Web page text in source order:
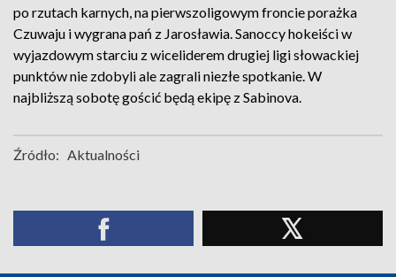
po rzutach karnych, na pierwszoligowym froncie porażka
Czuwaju i wygrana pań z Jarosławia. Sanoccy hokeiści w
wyjazdowym starciu z wiceliderem drugiej ligi słowackiej
punktów nie zdobyli ale zagrali niezłe spotkanie. W
najbliższą sobotę gościć będą ekipę z Sabinova.
Źródło: Aktualności